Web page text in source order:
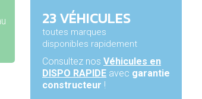
23 VÉHICULES
toutes marques
disponibles rapidement
Consultez nosVéhicules en
DISPO RAPIDE avec garantie
constructeur !